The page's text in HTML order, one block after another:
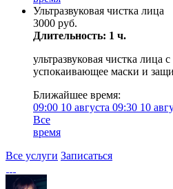
Ультразвуковая чистка лица
3000 руб.
Длительность: 1 ч.
ультразвуковая чистка лица
успокаивающее маски и
Ближайшее время:
09:00 10 августа 09:30 10
Все
время
Все услуги Записаться